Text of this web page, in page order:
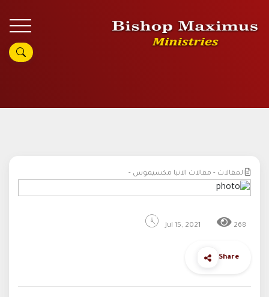
المقالات - مقالات الانبا مكسيموس -
Jul 15, 2021 268
Share